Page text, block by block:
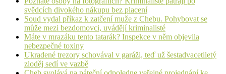
svědcích divokého nákupu bez placení
Soud vydal příkaz k zatčení muže z Chebu. Pohybovat se
může mezi bezdomovci, uvádějí kriminalisté
Máte v mrazáku tento tatarák? Inspekce v něm objevila
nebezpečné toxiny
Ukradené trezory schovával v garáži, teď už šestadvacetiletý
zloděj sedí ve vazbě